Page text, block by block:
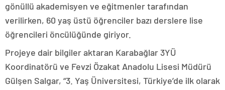
gönüllü akademisyen ve eğitmenler tarafından
verilirken, 60 yaş üstü öğrenciler bazı derslere lise
öğrencileri öncülüğünde giriyor.
Projeye dair bilgiler aktaran Karabağlar 3YÜ
Koordinatörü ve Fevzi Özakat Anadolu Lisesi Müdürü
Gülşen Salgar, “3. Yaş Üniversitesi, Türkiye’de ilk olarak